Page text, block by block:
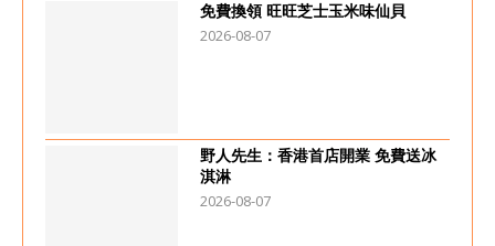
免費換領 旺旺芝士玉米味仙貝
2026-08-07
野人先生：香港首店開業 免費送冰
淇淋
2026-08-07